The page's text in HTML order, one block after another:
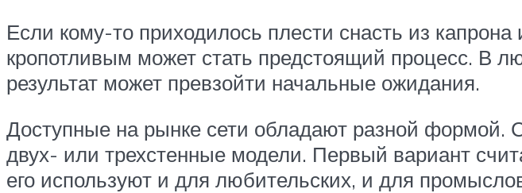
Если кому-то приходилось плести снасть из
кропотливым может стать предстоящий процесс. В
результат может превзойти начальные ожидания.
Доступные на рынке сети обладают разной
двух- или трехстенные модели. Первый вариант
его используют и для любительских, и для